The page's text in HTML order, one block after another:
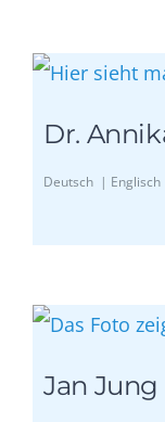
Dr.
Deutsch | Englisch
Jan Jung